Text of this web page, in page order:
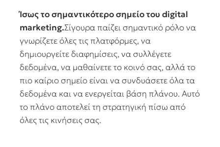
Ίσως το σημαντικότερο σημείο του digital
marketing.Σίγουρα παίζει σημαντικό ρόλο να
γνωρίζετε όλες τις πλατφόρμες, να
δημιουργείτε διαφημίσεις, να συλλέγετε
δεδομένα, να μαθαίνετε το κοινό σας, αλλά το
πιο καίριο σημείο είναι να συνδυάσετε όλα τα
δεδομένα και να ενεργείται βάση πλάνου. Αυτό
το πλάνο αποτελεί τη στρατηγική πίσω από
όλες τις κινήσεις σας.